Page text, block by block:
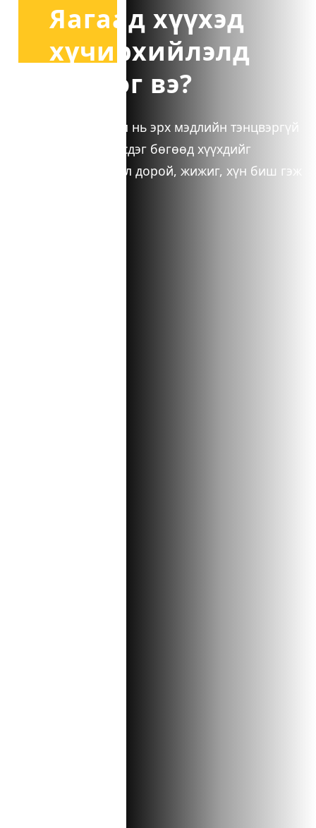
Яагаад хүүхэд
хүчирхийлэлд
өртдөг вэ?
Хүчирхийлэл нь эрх мэдлийн тэнцвэргүй
байдлаас үүсдэг бөгөөд хүүхдийг
өөрөөсөө сул дорой, жижиг, хүн биш гэж